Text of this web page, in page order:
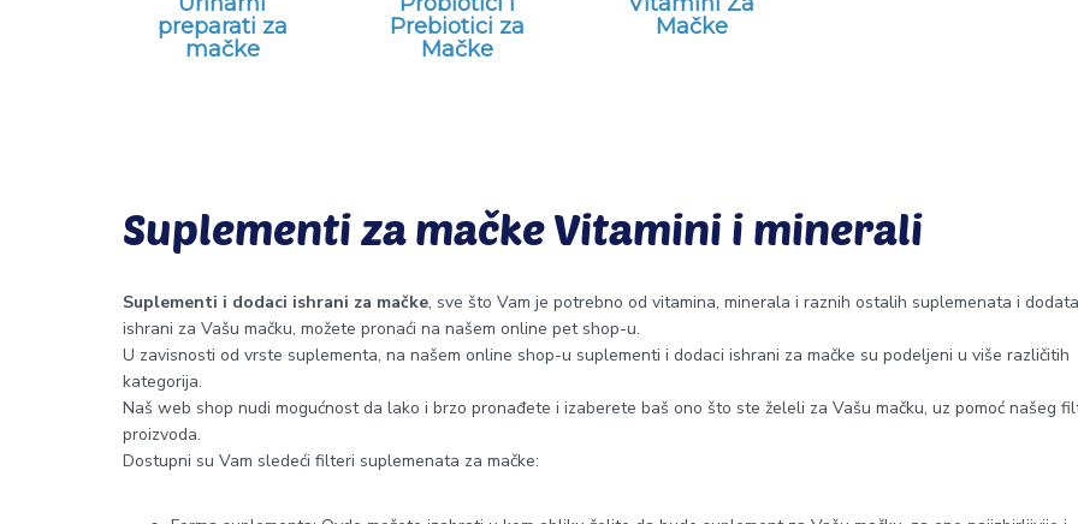
preparati za
mačke
Prebiotici za
Mačke
Mačke
Suplementi za mačke Vitamini i minerali
Suplementi i dodaci ishrani za mačke, sve što Vam je potrebno od vitamina, minerala i raznih ostalih suplemenata i
ishrani za Vašu mačku, možete pronaći na našem online pet shop-u.
U zavisnosti od vrste suplementa, na našem online shop-u suplementi i dodaci ishrani za mačke su podeljeni u više različitih
kategorija.
Naš web shop nudi mogućnost da lako i brzo pronađete i izaberete baš ono što ste želeli za Vašu mačku, uz pomoć našeg
proizvoda.
Dostupni su Vam sledeći filteri suplemenata za mačke: